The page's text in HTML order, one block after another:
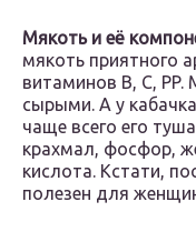
Мякоть и её
мякоть приятного
витаминов B, C,
сырыми. А у
чаще всего его
крахмал, фосфор,
кислота. Кстати,
полезен для